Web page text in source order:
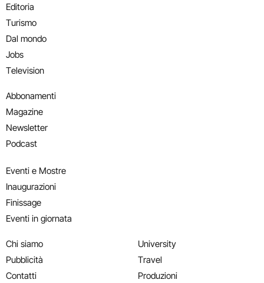
Editoria
Turismo
Dal mondo
Jobs
Television
Abbonamenti
Magazine
Newsletter
Podcast
Eventi e Mostre
Inaugurazioni
Finissage
Eventi in giornata
Chi siamo
Pubblicità
Contatti
University
Travel
Produzioni